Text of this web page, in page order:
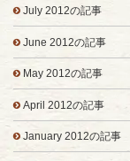
July 2012の記事
June 2012の記事
May 2012の記事
April 2012の記事
January 2012の記事